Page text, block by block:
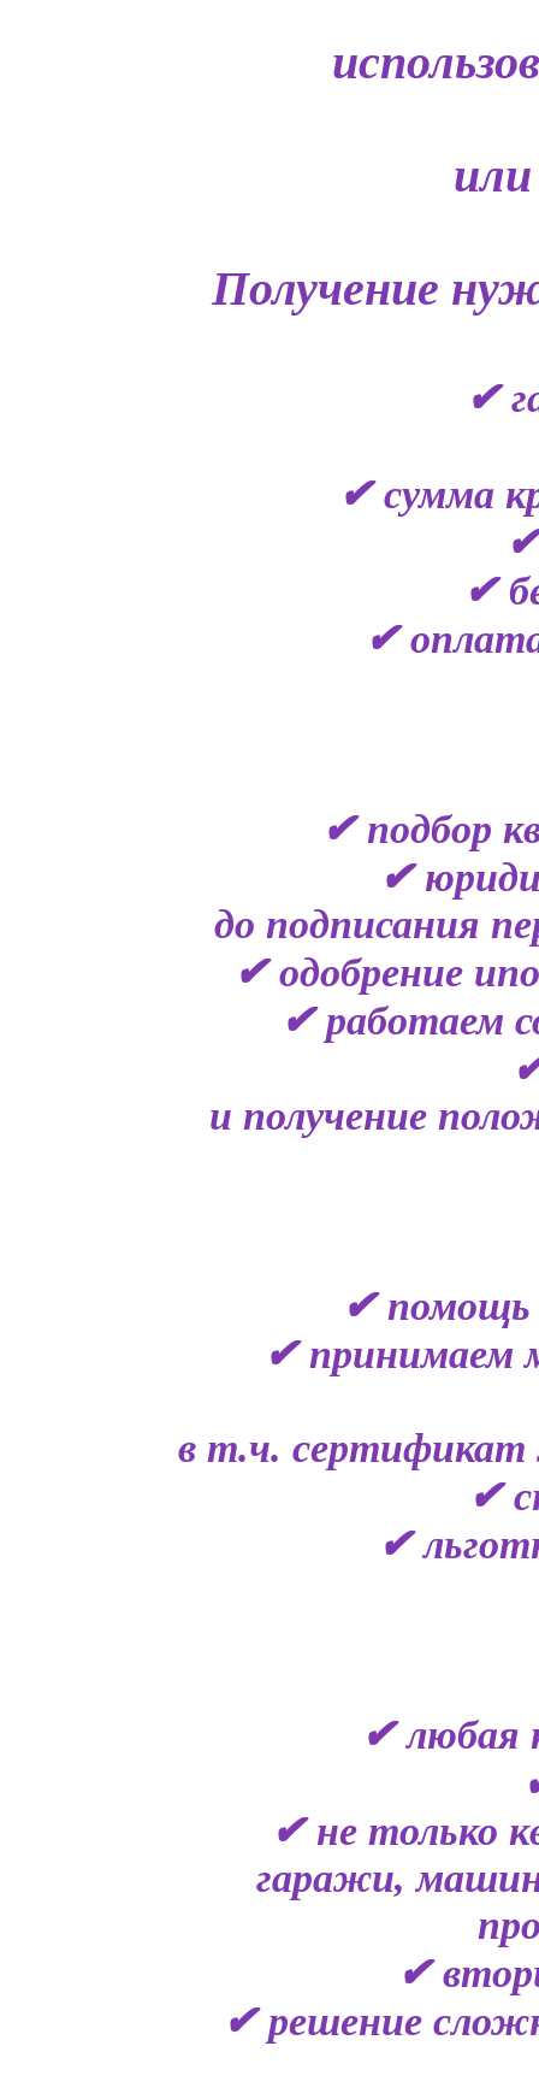
Получение
✔
✔ сумма
✔
✔
✔ подбор
✔
до подписания
✔ одобрение
✔ работаем
и получение
✔ помощь
✔ принимаем
в т.ч. сертификат
✔
✔
✔ любая
✔ не только
гаражи,
✔
✔ решение